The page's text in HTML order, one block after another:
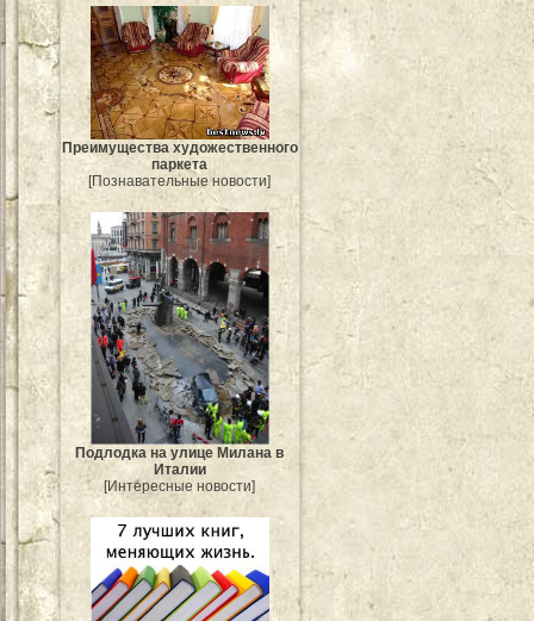
Преимущества художественного
паркета
[Познавательные новости]
Подлодка на улице Милана в
Италии
[Интересные новости]